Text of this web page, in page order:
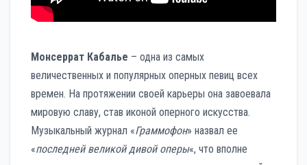
Монсеррат Кабалье – одна из самых
величественных и популярных оперных певиц всех
времен. На протяжении своей карьеры она завоевала
мировую славу, став иконой оперного искусства.
Музыкальный журнал «Граммофон» назвал ее
«последней великой дивой оперы«, что вполне